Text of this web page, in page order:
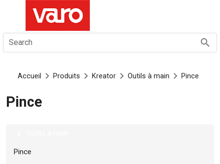
Search
Accueil Produits Kreator Outils à main Pince
Pince
Pince